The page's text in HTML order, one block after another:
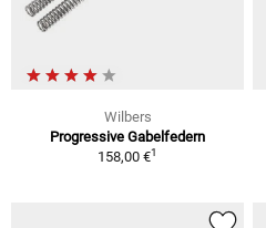
Wilbers
Progressive Gabelfedern
158,00 €1